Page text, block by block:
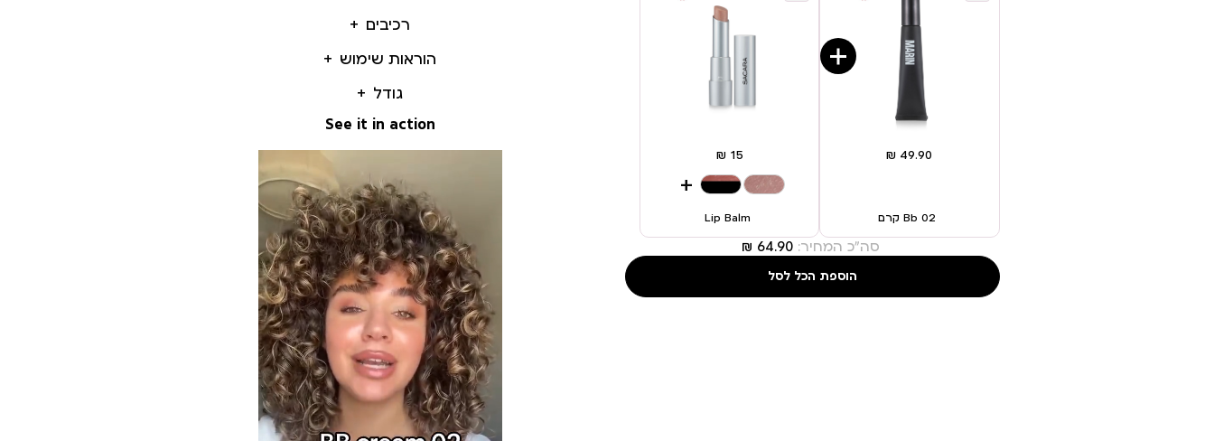
רכיבים
הוראות שימוש
גודל
See it in action
02 Bb קרם Lip Balm
+
סה"כ המחיר:
הוספת הכל לסל